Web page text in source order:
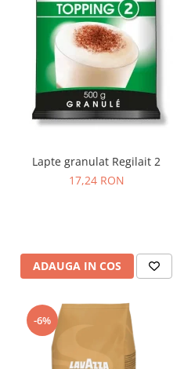
Lapte granulat Regilait 2
17,24 RON
ADAUGA IN COS
-6%